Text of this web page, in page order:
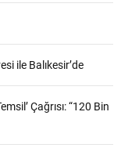
ile Balıkesir’de
Çağrısı: “120 Bin